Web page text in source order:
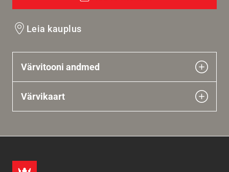
Leia kauplus
Värvitooni andmed
Värvikaart